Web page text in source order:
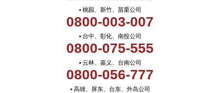
▪ 桃园、新竹、苗栗公司
0800-003-007
▪ 台中、彰化、南投公司
0800-075-555
▪ 云林、嘉义、台南公司
0800-056-777
▪ 高雄、屏东、台东、外岛公司